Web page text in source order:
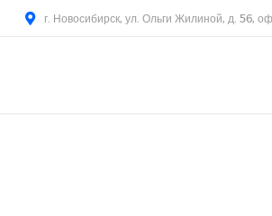
г. Новосибирск, ул. Ольги Жилиной, д. 56,